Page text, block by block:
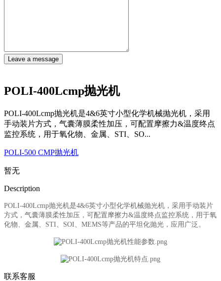
Leave a message
POLI-400Lcmp抛光机
POLI-400Lcmp抛光机是4&6英寸小型化学机械抛光机，采用
手动装片方式，气囊薄膜柔性加压，可配置摩擦力&温度终点
监控系统，用于氧化物、金属、STI、SO...
POLI-500 CMP抛光机
暂无
Description
POLI-400Lcmp抛光机是4&6英寸小型化学机械抛光机，采用手动装片
方式，气囊薄膜柔性加压，可配置摩擦力&温度终点监控系统，用于氧
化物、金属、STI、SOI、MEMS等产品的平坦化抛光，应用广泛。
联系客服